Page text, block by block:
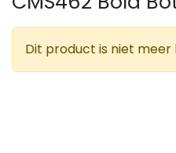
Dit product is niet meer